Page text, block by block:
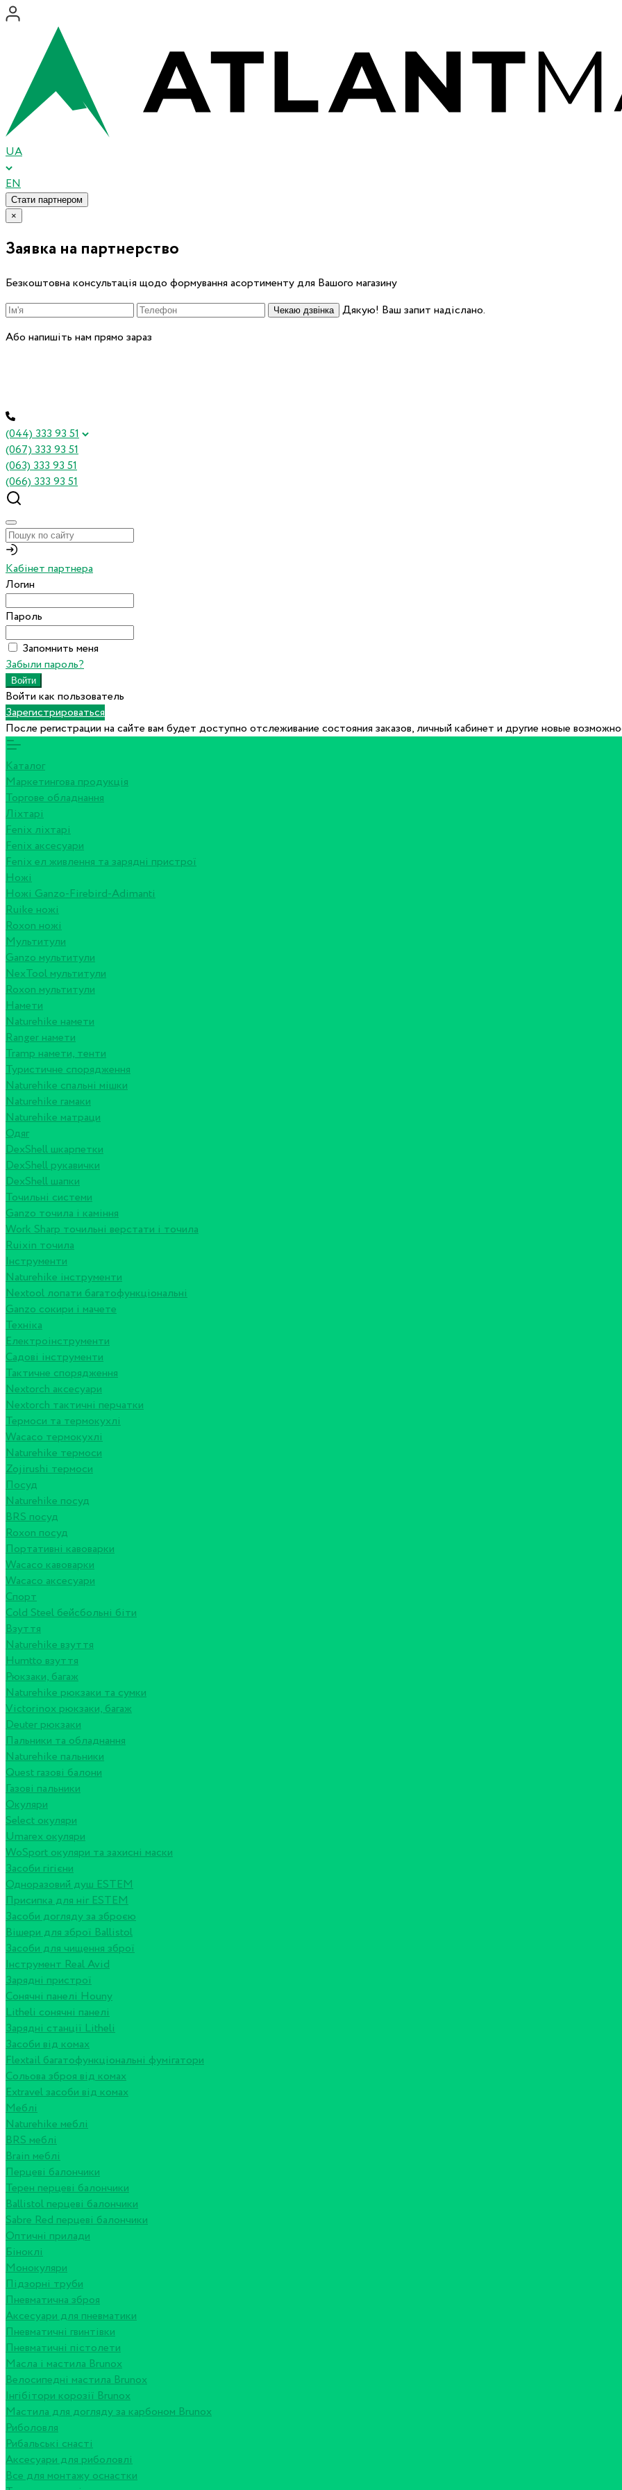
UA
EN
Стати партнером
×
Заявка на партнерство
Безкоштовна консультація щодо формування асортименту для Вашого магазину
Чекаю дзвінка
Дякую! Ваш запит надіслано.
Або напишіть нам прямо зараз
(044) 333 93 51
(067) 333 93 51
(063) 333 93 51
(066) 333 93 51
Кабінет партнера
Логин
Пароль
Запомнить меня
Забыли пароль?
Войти как пользователь
Зарегистрироваться
После регистрации на сайте вам будет доступно отслеживание состояния заказов, личный кабинет и другие новые
Каталог
Маркетингова продукція
Торгове обладнання
Ліхтарі
Fenix ліхтарі
Fenix аксесуари
Fenix ел живлення та зарядні пристрої
Ножі
Ножі Ganzo-Firebird-Adimanti
Ruike ножі
Roxon ножi
Мультитули
Ganzo мультитули
NexTool мультитули
Roxon мультитули
Намети
Naturehike намети
Ranger намети
Tramp намети, тенти
Туристичне спорядження
Naturehike спальні мішки
Naturehike гамаки
Naturehike матраци
Одяг
DexShell шкарпетки
DexShell рукавички
DexShell шапки
Точильні системи
Ganzo точила і каміння
Work Sharp точильні верстати і точила
Ruixin точила
Інструменти
Naturehike інструменти
Nextool лопати багатофункціональні
Ganzo сокири і мачете
Техніка
Електроінструменти
Садові інструменти
Тактичне спорядження
Nextorch аксесуари
Nextorch тактичні перчатки
Термоси та термокухлі
Wacaco термокухлі
Naturehike термоси
Zojirushi термоси
Посуд
Naturehike посуд
BRS посуд
Roxon посуд
Портативні кавоварки
Wacaco кавоварки
Wacaco аксесуари
Спорт
Cold Steel бейсбольні біти
Взуття
Naturehike взуття
Humtto взуття
Рюкзаки, багаж
Naturehike рюкзаки та сумки
Victorinox рюкзаки, багаж
Deuter рюкзаки
Пальники та обладнання
Naturehike пальники
Quest газові балони
Газові пальники
Окуляри
Select окуляри
Umarex окуляри
WoSport окуляри та захисні маски
Засоби гігієни
Одноразовий душ ESTEM
Присипка для ніг ESTEM
Засоби догляду за зброєю
Вішери для зброї Ballistol
Засоби для чищення зброї
Інструмент Real Avid
Зарядні пристрої
Сонячні панелі Houny
Litheli сонячні панелі
Зарядні станції Litheli
Засоби від комах
Flextail багатофункціональні фумігатори
Сольова зброя від комах
Extravel засоби від комах
Меблі
Naturehike меблі
BRS меблі
Brain меблі
Перцеві балончики
Терен перцеві балончики
Ballistol перцеві балончики
Sabre Red перцеві балончики
Оптичні прилади
Біноклі
Монокуляри
Підзорні труби
Пневматична зброя
Аксесуари для пневматики
Пневматичні гвинтівки
Пневматичні пістолети
Масла і мастила Brunox
Велосипедні мастила Brunox
Інгібітори корозії Brunox
Мастила для догляду за карбоном Brunox
Риболовля
Рибальські снасті
Аксесуари для риболовлі
Все для монтажу оснастки